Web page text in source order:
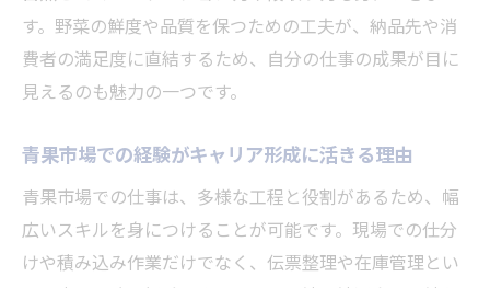
す。野菜の鮮度や品質を保つための工夫が、納品先や消
費者の満足度に直結するため、自分の仕事の成果が目に
見えるのも魅力の一つです。
青果市場での経験がキャリア形成に活きる理由
青果市場での仕事は、多様な工程と役割があるため、幅
広いスキルを身につけることが可能です。現場での仕分
けや積み込み作業だけでなく、伝票整理や在庫管理とい